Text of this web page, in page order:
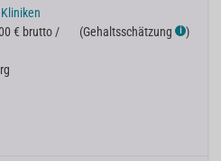
€ brutto /
(Gehaltsschätzung ℹ )